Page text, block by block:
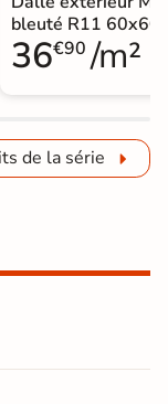
bleuté R11 60x60
36€90 /m²
de la série